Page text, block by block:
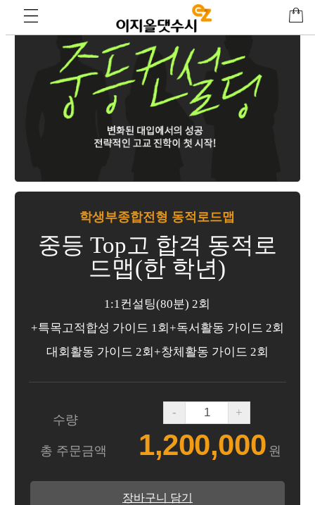
학생부종합전형 동적로드맵
중등 Top고 합격 동적로
드맵(한 학년)
1:1컨설팅(80분) 2회
+특목고적합성 가이드 1회+독서활동 가이드 2회
대회활동 가이드 2회+창체활동 가이드 2회
수량
- +
총 주문금액 1,200,000 원
장바구니 담기